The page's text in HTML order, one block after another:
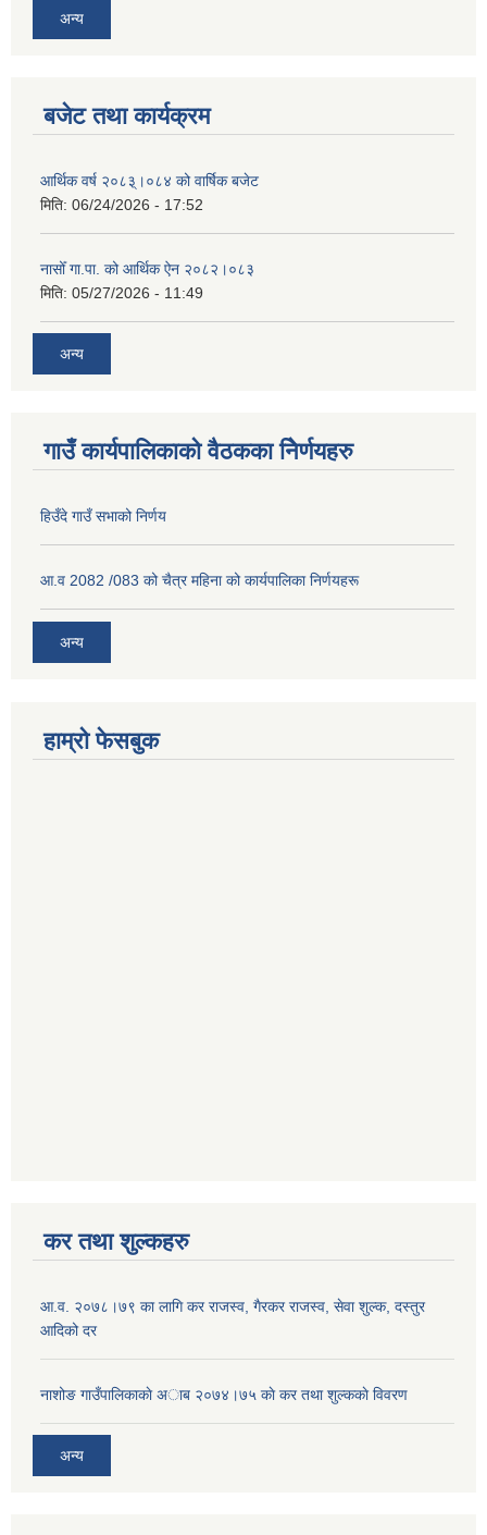
अन्य
बजेट तथा कार्यक्रम
आर्थिक वर्ष २०८३्।०८४ को वार्षिक बजेट
मिति: 06/24/2026 - 17:52
नासोँ गा.पा. को आर्थिक ऐन २०८२।०८३
मिति: 05/27/2026 - 11:49
अन्य
गाउँ कार्यपालिकाको वैठकका निेर्णयहरु
हिउँदे गाउँ सभाको निर्णय
आ.व 2082 /083 को चैत्र महिना को कार्यपालिका निर्णयहरू
अन्य
हाम्रो फेसबुक
कर तथा शुल्कहरु
आ‍.व. २०७८।७९ का लागि कर राजस्व, गैरकर राजस्व, सेवा शुल्क, दस्तुर
आदिको दर
नाशोङ गाउँपालिकाकाे अा‍ब‍ २०७४।७५ काे कर तथा शुल्ककाे विवरण
अन्य